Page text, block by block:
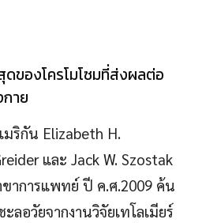
ของโครโมโซมที่ส่งผลต่อ
าย
ริกัน Elizabeth H.
และ Jack W. Szostak
ขาการแพทย์ ปี ค.ศ.2009 ค้น
ลอวัยจากงานวิจัยเทโลเมียร์